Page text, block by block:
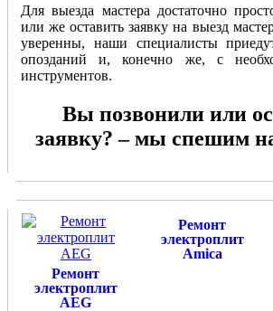
Для выезда мастера достаточно
или же оставить заявку на выезд
уверенны, наши специалисты
опозданий и, конечно же, с
инструментов.
Вы позвонили или
заявку? – мы спешим
Ремонт
электроплит
AEG
Ремонт
электроплит
Amica